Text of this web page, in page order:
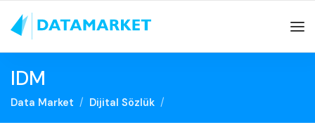
IDM
Data Market Dijital Sözlük